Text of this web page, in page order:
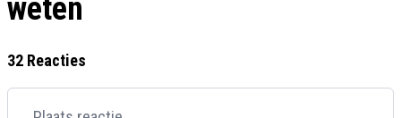
weten
32 Reacties